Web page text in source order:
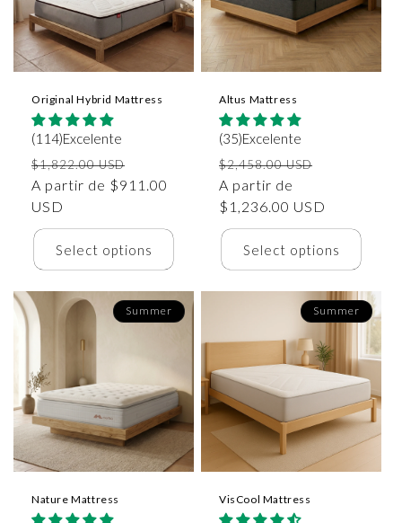
Original Hybrid Mattress
(114)Excelente
Precio
habitual
$1,822.00 USD
de
A partir de $911.00
USD
Select options
Altus Mattress
(35)Excelente
Precio
habitual
$2,458.00 USD
oferta
A partir de
$1,236.00 USD
Select options
Summer
Nature Mattress
Summer
VisCool Mattress